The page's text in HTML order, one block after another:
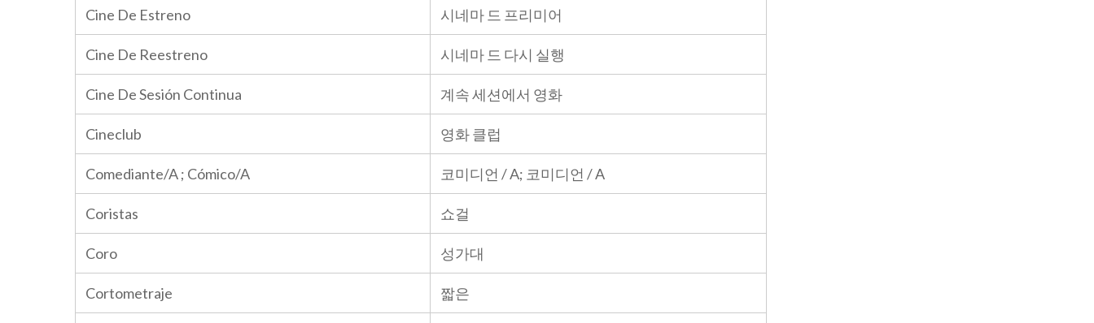
Cine De Estreno 시네마 드 프리미어
Cine De Reestreno 시네마 드 다시 실행
Cine De Sesión Continua 계속 세션에서 영화
Cineclub 영화 클럽
Comediante/A ; Cómico/A 코미디언 / A; 코미디언 / A
Coristas 쇼걸
Coro 성가대
Cortometraje 짧은